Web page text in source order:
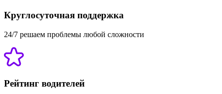
Круглосуточная поддержка
24/7 решаем проблемы любой сложности
Рейтинг водителей